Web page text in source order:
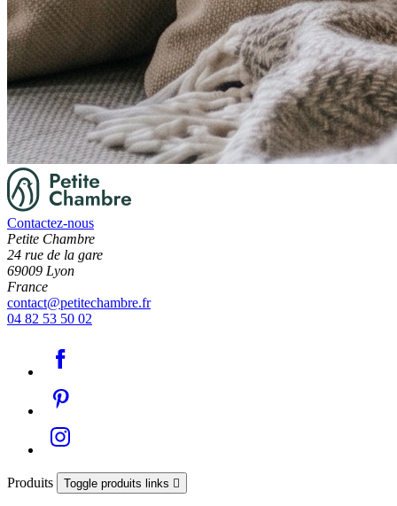
Contactez-nous
Petite Chambre
24 rue de la gare
69009 Lyon
France
contact@petitechambre.fr
04 82 53 50 02
Produits Toggle produits links 